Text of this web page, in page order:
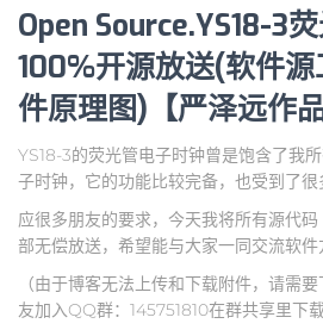
Open Source.YS18-3
100%开源放送(软件
件原理图)【严泽远作品
YS18-3的荧光管电子时钟曾是饱含了我
子时钟，它的功能比较完备，也受到了很
应很多朋友的要求，今天我将所有源代
部无偿放送，希望能与大家一同交流软件
（由于博客无法上传和下载附件，请需
友加入QQ群：145751810在群共享里下载